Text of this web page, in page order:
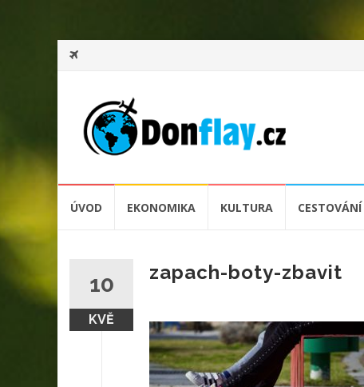
ÚVOD EKONOMIKA KULTURA CESTOVÁNÍ
10
KVĚ
zapach-boty-zbavit